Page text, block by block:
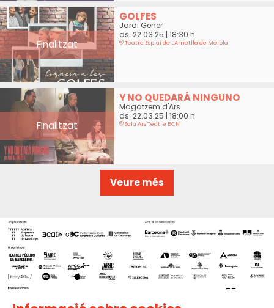
Finalitzat
GOLFES
Jordi Gener
ds. 22.03.25 | 18:30 h
Teatre Esplai de L'Ametlla de Merola
Finalitzat
Y NO QUEDARÁ NINGUNO
Magatzem d'Ars
ds. 22.03.25 | 18:00 h
Sala Ars Teatre BCN
Veure més